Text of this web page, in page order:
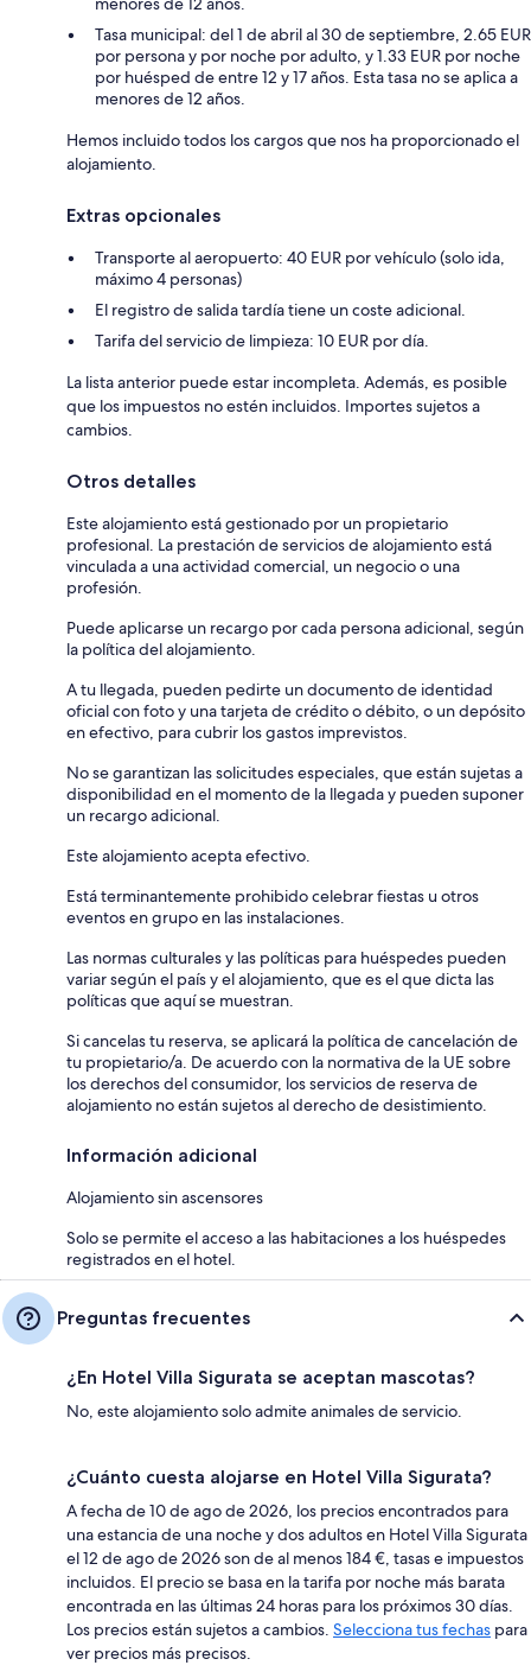
Tasa municipal: del 1 de abril al 30 de septiembre, 2.65 EUR
por persona y por noche por adulto, y 1.33 EUR por noche
por huésped de entre 12 y 17 años. Esta tasa no se aplica a
menores de 12 años.
Hemos incluido todos los cargos que nos ha proporcionado el
alojamiento.
Extras opcionales
Transporte al aeropuerto: 40 EUR por vehículo (solo ida,
máximo 4 personas)
El registro de salida tardía tiene un coste adicional.
Tarifa del servicio de limpieza: 10 EUR por día.
La lista anterior puede estar incompleta. Además, es posible
que los impuestos no estén incluidos. Importes sujetos a
cambios.
Otros detalles
Este alojamiento está gestionado por un propietario
profesional. La prestación de servicios de alojamiento está
vinculada a una actividad comercial, un negocio o una
profesión.
Puede aplicarse un recargo por cada persona adicional, según
la política del alojamiento.
A tu llegada, pueden pedirte un documento de identidad
oficial con foto y una tarjeta de crédito o débito, o un depósito
en efectivo, para cubrir los gastos imprevistos.
No se garantizan las solicitudes especiales, que están sujetas a
disponibilidad en el momento de la llegada y pueden suponer
un recargo adicional.
Este alojamiento acepta efectivo.
Está terminantemente prohibido celebrar fiestas u otros
eventos en grupo en las instalaciones.
Las normas culturales y las políticas para huéspedes pueden
variar según el país y el alojamiento, que es el que dicta las
políticas que aquí se muestran.
Si cancelas tu reserva, se aplicará la política de cancelación de
tu propietario/a. De acuerdo con la normativa de la UE sobre
los derechos del consumidor, los servicios de reserva de
alojamiento no están sujetos al derecho de desistimiento.
Información adicional
Alojamiento sin ascensores
Solo se permite el acceso a las habitaciones a los huéspedes
registrados en el hotel.
Preguntas frecuentes
¿En Hotel Villa Sigurata se aceptan mascotas?
No, este alojamiento solo admite animales de servicio.
¿Cuánto cuesta alojarse en Hotel Villa Sigurata?
A fecha de 10 de ago de 2026, los precios encontrados para
una estancia de una noche y dos adultos en Hotel Villa Sigurata
el 12 de ago de 2026 son de al menos 184 €, tasas e impuestos
incluidos. El precio se basa en la tarifa por noche más barata
encontrada en las últimas 24 horas para los próximos 30 días.
Los precios están sujetos a cambios. Selecciona tus fechas para
ver precios más precisos.